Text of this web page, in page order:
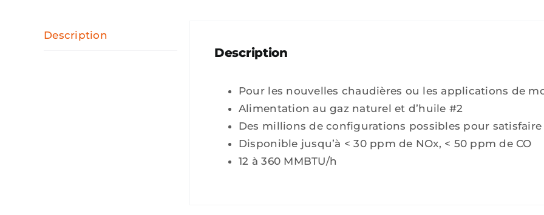
Description
Description
Pour les nouvelles chaudières ou les applications de
Alimentation au gaz naturel et d’huile #2
Des millions de configurations possibles pour
Disponible jusqu’à < 30 ppm de NOx, < 50 ppm de CO
12 à 360 MMBTU/h